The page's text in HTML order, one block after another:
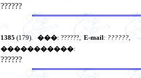
??????
1385 (179).���: ??????,E-mail: ??????,
�����������:
??????